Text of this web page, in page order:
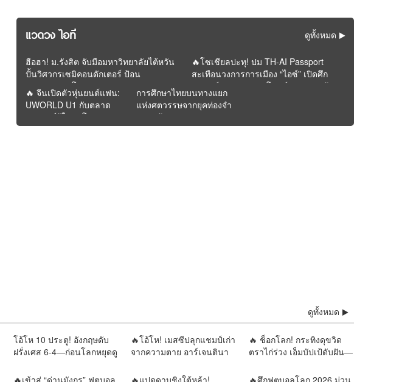
ศร
ใหญ่
แวดวง ไอที ดูทั้งหมด
ฮือฮา! ม.รังสิต จับมือมหาวิทยาลัยไต้หวัน
ปั้นวิศวกรเซมิคอนดักเตอร์ ป้อน
อุตสาหกรรมโลก
🔥โซเชียลปะทุ! ปม TH-AI Passport
สะเทือนวงการการเมือง “ไอซ์” เปิดศึก
วิจารณ์ “ภาวุธ” ก่อนโพสต์หายจากหน้า
ฟีด
🔥 จีนเปิดตัวหุ่นยนต์แฟน:
UWORLD U1 กับตลาด
“หุ่นยนต์รู้ใจคนโสด” |
รายงานโดย REMORA นัก
การศึกษาไทยบนทางแยก
แห่งศตวรรษจากยุคท่องจำ
สู่ยุคสร้างคุณค่า : อนาคต
จะรุ่งหรือร่วงอยู่ที่การ
ดูทั้งหมด
โอ้โห 10 ประตู! อังกฤษดับ
ฝรั่งเศส 6-4—ก่อนโลกหยุดดู
🔥โอ้โห! เมสซีปลุกแชมป์เก่า
จากความตาย อาร์เจนตินา
ราชาโลก!
🔥 ช็อกโลก! กระทิงดุขวิด
ตราไก่ร่วง เอ็มบัปเป้ดับฝัน—